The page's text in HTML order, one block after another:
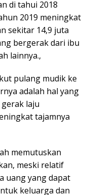
di tahui 2018
2019 meningkat
sekitar 14,9 juta
bergerak dari ibu
lainnya.,
pulang mudik ke
adalah hal yang
laju
tajamnya
memutuskan
meski relatif
uang yang dapat
keluarga dan